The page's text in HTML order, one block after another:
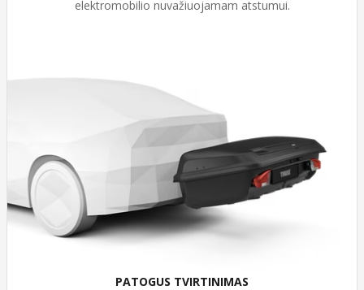
elektromobilio nuvažiuojamam atstumui.
PATOGUS TVIRTINIMAS